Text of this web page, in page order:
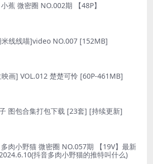
抖音 小蕉 微密圈 NO.002期 【48P】
米线线喵]video NO.007 [152MB]
画] VOL.012 楚楚可怜 [60P-461MB]
图包合集打包下载 [23套] [持续更新]
肉小野猫 微密圈 NO.057期 【19V】最新
抖音多肉小野猫的推特叫什么)